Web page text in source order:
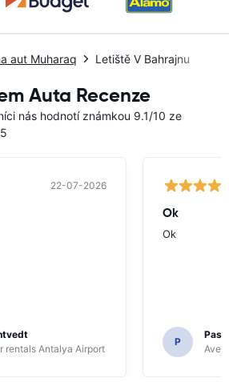
aut Muharaq Letiště V Bahrajnu
Auta Recenze
nás hodnotí známkou 9.1/10 ze
22-07-2026
rentals Antalya Airport
Ok
Ok
P
Avec